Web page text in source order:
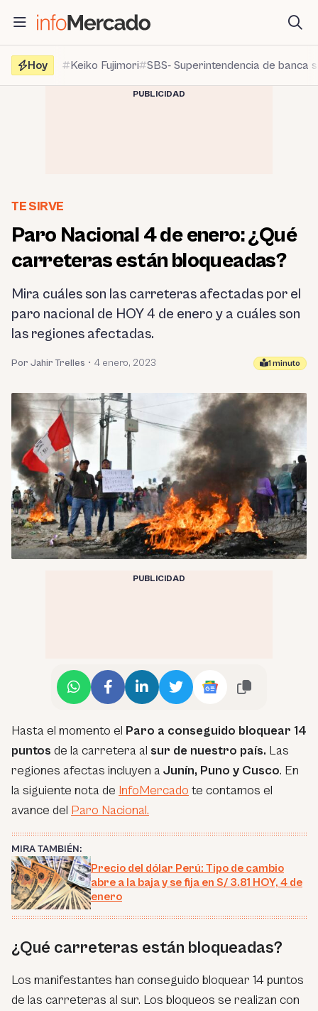
contenido
Hoy
Keiko Fujimori SBS- Superintendencia de banca
PUBLICIDAD
TE SIRVE
Paro Nacional 4 de enero: ¿Qué
carreteras están bloqueadas?
Mira cuáles son las carreteras afectadas por el
paro nacional de HOY 4 de enero y a cuáles son
las regiones afectadas.
Por Jahir Trelles • 4 enero, 2023 1 minuto
PUBLICIDAD
Hasta el momento el Paro a conseguido bloquear 14
puntos de la carretera al sur de nuestro país. Las
regiones afectas incluyen a Junín, Puno y Cusco. En
la siguiente nota de InfoMercado te contamos el
avance del Paro Nacional.
MIRA TAMBIÉN:
Precio del dólar Perú: Tipo de cambio
abre a la baja y se fija en S/ 3.81 HOY, 4 de
enero
¿Qué carreteras están bloqueadas?
Los manifestantes han conseguido bloquear 14 puntos
de las carreteras al sur. Los bloqueos se realizan con